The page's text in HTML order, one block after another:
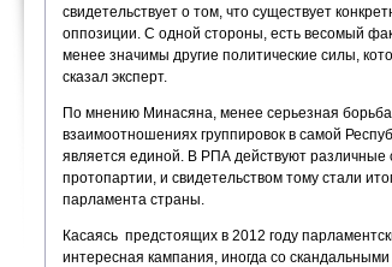
свидетельствует о том, что существует
оппозиции. С одной стороны, есть весомый
менее значимы другие политические силы,
сказал эксперт.
По мнению Минасяна, менее серьезная
взаимоотношениях группировок в самой
является единой. В РПА действуют различные
протопартии, и свидетельством тому стали
парламента страны.
Касаясь предстоящих в 2012 году
интересная кампания, иногда со